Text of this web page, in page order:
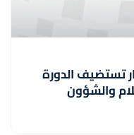
تستضيف الدورة
والشؤون